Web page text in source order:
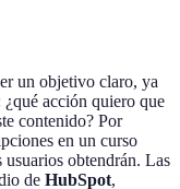
un objetivo claro, ya
¿qué acción quiero que
contenido? Por
en un curso
obtendrán. Las
de HubSpot,